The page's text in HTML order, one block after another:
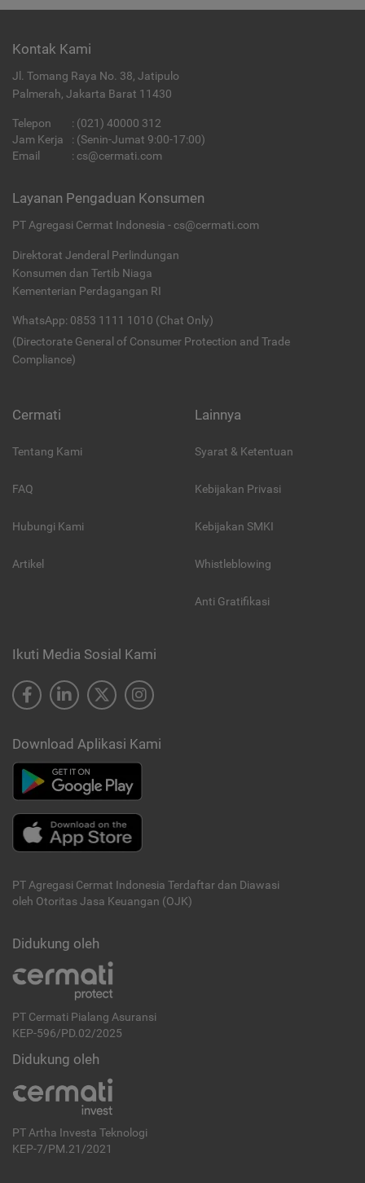
Kontak Kami
Jl. Tomang Raya No. 38, Jatipulo
Palmerah, Jakarta Barat 11430
Telepon : (021) 40000 312
Jam Kerja
: (Senin-Jumat 9:00-17:00)
Email
: cs@cermati.com
Layanan Pengaduan Konsumen
PT Agregasi Cermat Indonesia - cs@cermati.com
Direktorat Jenderal Perlindungan
Konsumen dan Tertib Niaga
Kementerian Perdagangan RI
WhatsApp: 0853 1111 1010 (Chat Only)
(Directorate General of Consumer Protection and Trade
Compliance)
Cermati
Tentang Kami
FAQ
Hubungi Kami
Artikel
Lainnya
Syarat & Ketentuan
Kebijakan Privasi
Kebijakan SMKI
Whistleblowing
Anti Gratifikasi
Ikuti Media Sosial Kami
Download Aplikasi Kami
PT Agregasi Cermat Indonesia Terdaftar dan Diawasi
oleh Otoritas Jasa Keuangan (OJK)
Didukung oleh
PT Cermati Pialang Asuransi
KEP-596/PD.02/2025
Didukung oleh
PT Artha Investa Teknologi
KEP-7/PM.21/2021